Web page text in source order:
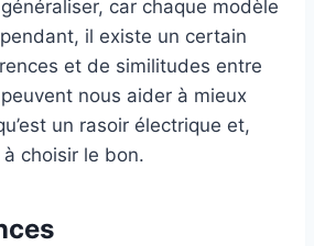
car chaque modèle
il existe un certain
et de similitudes entre
nous aider à mieux
un rasoir électrique et,
choisir le bon.